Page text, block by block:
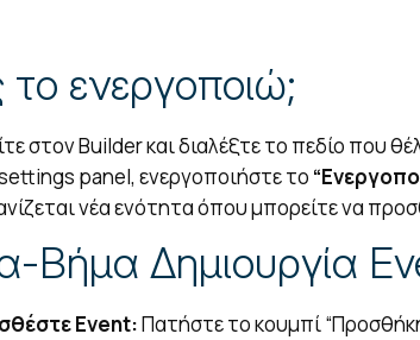
ενεργοποιώ;
στον Builder και διαλέξτε το πεδίο που
panel, ενεργοποιήστε το
νέα ενότητα όπου μπορείτε να
Βήμα Δημιουργία
Event:Πατήστε το κουμπί